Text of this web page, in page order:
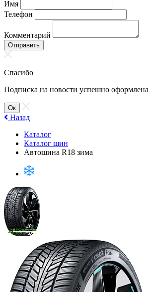
Имя
Телефон
Комментарий
Отправить
Спасибо
Подписка на новости успешно оформлена
Ок
Назад
Каталог
Каталог шин
Автошина R18 зима